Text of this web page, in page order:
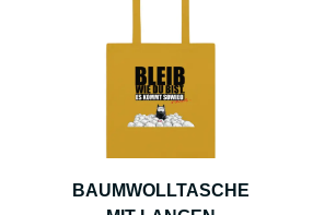
BAUMWOLLTASCHE